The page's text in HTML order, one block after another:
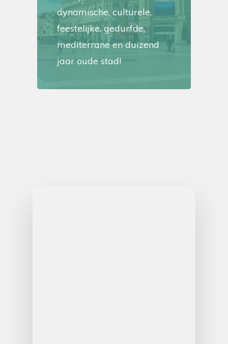
dynamische, culturele,
feestelijke, gedurfde,
mediterrane en duizend
jaar oude stad!